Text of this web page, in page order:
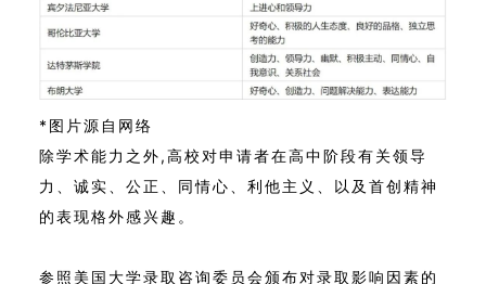
*图片源自网络
除学术能力之外,高校对申请者在高中阶段有关领导
力、诚实、公正、同情心、利他主义、以及首创精神
的表现格外感兴趣。
参照美国大学录取咨询委员会颁布对录取影响因素的